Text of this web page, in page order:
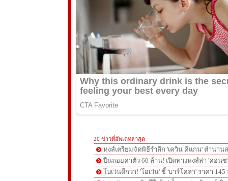
20 ข่าวที่อัพเดทล่าสุด
หงส์เตรียมจัดพิธีรำลึก 'เควิน คีแกน' ตำนาน
ปืนถอยค่าตัว 60 ล้าน! เปิดทางหงส์ล่า 'คอนซ่
โบเว่นดีกว่า! 'โอเว่น' ชี้ 'บาร์โคลา' ราคา